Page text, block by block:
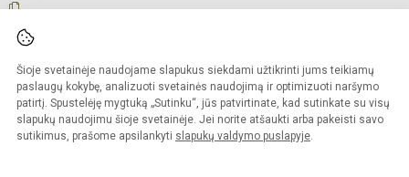
Šioje svetainėje naudojame slapukus siekdami užtikrinti jums teikiamų
paslaugų kokybę, analizuoti svetainės naudojimą ir optimizuoti naršymo
patirtį. Spustelėję mygtuką „Sutinku“, jūs patvirtinate, kad sutinkate su visų
slapukų naudojimu šioje svetainėje. Jei norite atšaukti arba pakeisti savo
sutikimus, prašome apsilankyti slapukų valdymo puslapyje.
saugomos.
Kopijuoti turinį be raštiško įstaigos administracijos sutikimo griežtai draudžiama
Prieinamumo paraiška Slapukų valdymas
Sumanus būdas atnaujinti